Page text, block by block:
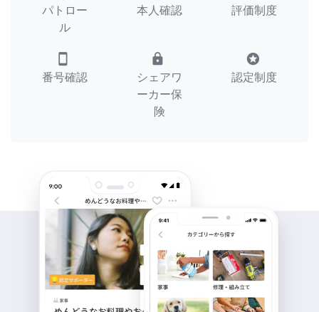
パトロー
ル
本人確認 評価制度
smartphone
番号確認
lock
シェアワ
ーカー保
険
stars
認定制度